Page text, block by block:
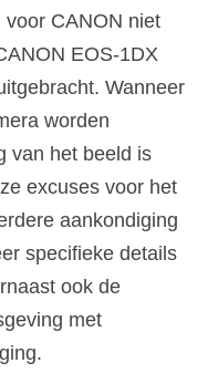
CANON niet
EOS-1DX
Wanneer
worden
van het beeld is
excuses voor het
aankondiging
specifieke details
ook de
met